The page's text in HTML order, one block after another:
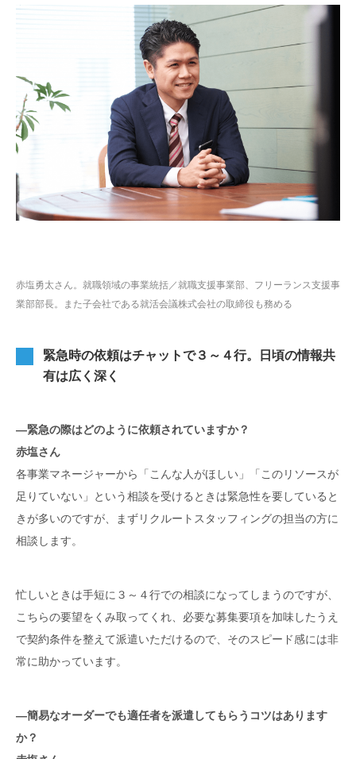
赤塩勇太さん。就職領域の事業統括／就職支援事業部、フリーランス支援事
業部部長。また子会社である就活会議株式会社の取締役も務める
緊急時の依頼はチャットで３～４行。日頃の情報共
有は広く深く
―緊急の際はどのように依頼されていますか？
赤塩さん
各事業マネージャーから「こんな人がほしい」「このリソースが
足りていない」という相談を受けるときは緊急性を要していると
きが多いのですが、まずリクルートスタッフィングの担当の方に
相談します。
忙しいときは手短に３～４行での相談になってしまうのですが、
こちらの要望をくみ取ってくれ、必要な募集要項を加味したうえ
で契約条件を整えて派遣いただけるので、そのスピード感には非
常に助かっています。
―簡易なオーダーでも適任者を派遣してもらうコツはあります
か？